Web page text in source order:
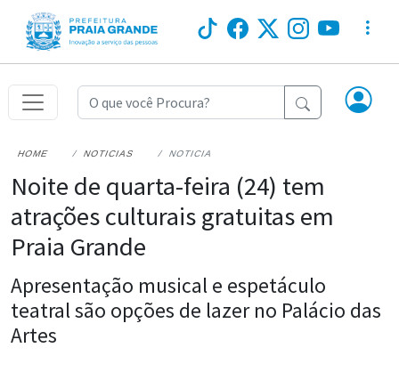
HOME NOTICIAS NOTICIA
Noite de quarta-feira (24) tem
atrações culturais gratuitas em
Praia Grande
Apresentação musical e espetáculo
teatral são opções de lazer no Palácio das
Artes